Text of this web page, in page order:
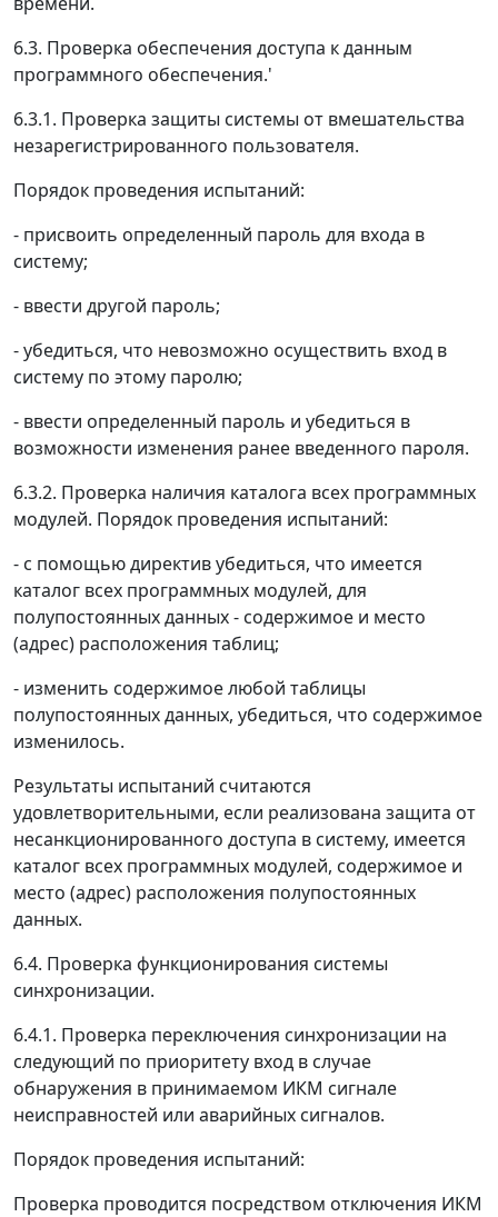
6.3. Проверка обеспечения доступа к данным
программного обеспечения.'
6.3.1. Проверка защиты системы от вмешательства
незарегистрированного пользователя.
Порядок проведения испытаний:
- присвоить определенный пароль для входа в
систему;
- ввести другой пароль;
- убедиться, что невозможно осуществить вход в
систему по этому паролю;
- ввести определенный пароль и убедиться в
возможности изменения ранее введенного пароля.
6.3.2. Проверка наличия каталога всех программных
модулей. Порядок проведения испытаний:
- с помощью директив убедиться, что имеется
каталог всех программных модулей, для
полупостоянных данных - содержимое и место
(адрес) расположения таблиц;
- изменить содержимое любой таблицы
полупостоянных данных, убедиться, что содержимое
изменилось.
Результаты испытаний считаются
удовлетворительными, если реализована защита от
несанкционированного доступа в систему, имеется
каталог всех программных модулей, содержимое и
место (адрес) расположения полупостоянных
данных.
6.4. Проверка функционирования системы
синхронизации.
6.4.1. Проверка переключения синхронизации на
следующий по приоритету вход в случае
обнаружения в принимаемом ИКМ сигнале
неисправностей или аварийных сигналов.
Порядок проведения испытаний:
Проверка проводится посредством отключения ИКМ